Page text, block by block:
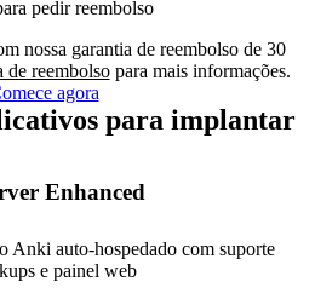
pedir reembolso
nossa garantia de reembolso de 30
de reembolsopara mais informações.
agora
para implantar
Enhanced
Anki auto-hospedado com suporte
e painel web